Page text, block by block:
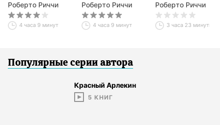
Роберто Риччи
4 часа 9 минут
Арлекина
Роберто Риччи
4 часа 9 минут
Роберто Риччи
3 часа 23 минуты
Популярные серии автора
Красный Арлекин
5 КНИГ